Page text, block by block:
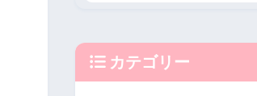
カテゴリー